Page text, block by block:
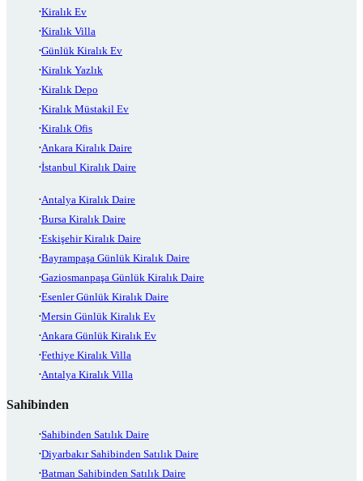
Kiralık Ev
Kiralık Villa
Günlük Kiralık Ev
Kiralık Yazlık
Kiralık Depo
Kiralık Müstakil Ev
Kiralık Ofis
Ankara Kiralık Daire
İstanbul Kiralık Daire
Antalya Kiralık Daire
Bursa Kiralık Daire
Eskişehir Kiralık Daire
Bayrampaşa Günlük Kiralık Daire
Gaziosmanpaşa Günlük Kiralık Daire
Esenler Günlük Kiralık Daire
Mersin Günlük Kiralık Ev
Ankara Günlük Kiralık Ev
Fethiye Kiralık Villa
Antalya Kiralık Villa
Sahibinden
Sahibinden Satılık Daire
Diyarbakır Sahibinden Satılık Daire
Batman Sahibinden Satılık Daire